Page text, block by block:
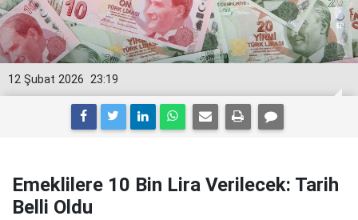
23:19
12 Şubat 2026
Emeklilere 10 Bin Lira Verilecek: Tarih
Belli Oldu